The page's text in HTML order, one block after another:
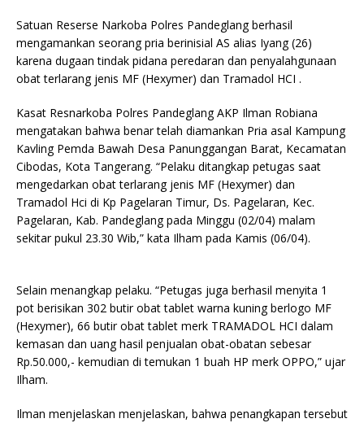
Satuan Reserse Narkoba Polres Pandeglang berhasil
mengamankan seorang pria berinisial AS alias Iyang (26)
karena dugaan tindak pidana peredaran dan penyalahgunaan
obat terlarang jenis MF (Hexymer) dan Tramadol HCI .
Kasat Resnarkoba Polres Pandeglang AKP Ilman Robiana
mengatakan bahwa benar telah diamankan Pria asal Kampung
Kavling Pemda Bawah Desa Panunggangan Barat, Kecamatan
Cibodas, Kota Tangerang. “Pelaku ditangkap petugas saat
mengedarkan obat terlarang jenis MF (Hexymer) dan
Tramadol Hci di Kp Pagelaran Timur, Ds. Pagelaran, Kec.
Pagelaran, Kab. Pandeglang pada Minggu (02/04) malam
sekitar pukul 23.30 Wib,” kata Ilham pada Kamis (06/04).
Selain menangkap pelaku. “Petugas juga berhasil menyita 1
pot berisikan 302 butir obat tablet warna kuning berlogo MF
(Hexymer), 66 butir obat tablet merk TRAMADOL HCI dalam
kemasan dan uang hasil penjualan obat-obatan sebesar
Rp.50.000,- kemudian di temukan 1 buah HP merk OPPO,” ujar
Ilham.
Ilman menjelaskan menjelaskan, bahwa penangkapan tersebut